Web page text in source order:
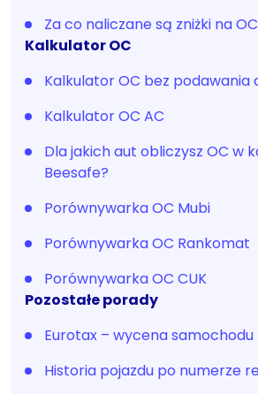
Za co naliczane są zniżki na
Kalkulator OC
Kalkulator OC bez podawania
Kalkulator OC AC
Dla jakich aut obliczysz OC w
Beesafe?
Porównywarka OC Mubi
Porównywarka OC Rankomat
Porównywarka OC CUK
Pozostałe porady
Eurotax – wycena samochodu
Historia pojazdu po numerze